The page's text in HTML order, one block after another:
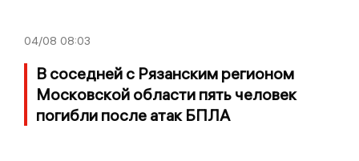
04/08 08:03
В соседней с Рязанским регионом
Московской области пять человек
погибли после атак БПЛА